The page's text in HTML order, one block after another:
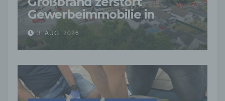
Gewerbeimmobilie in
Siershahn –
Millionenschaden
entstanden
3. AUG. 2026